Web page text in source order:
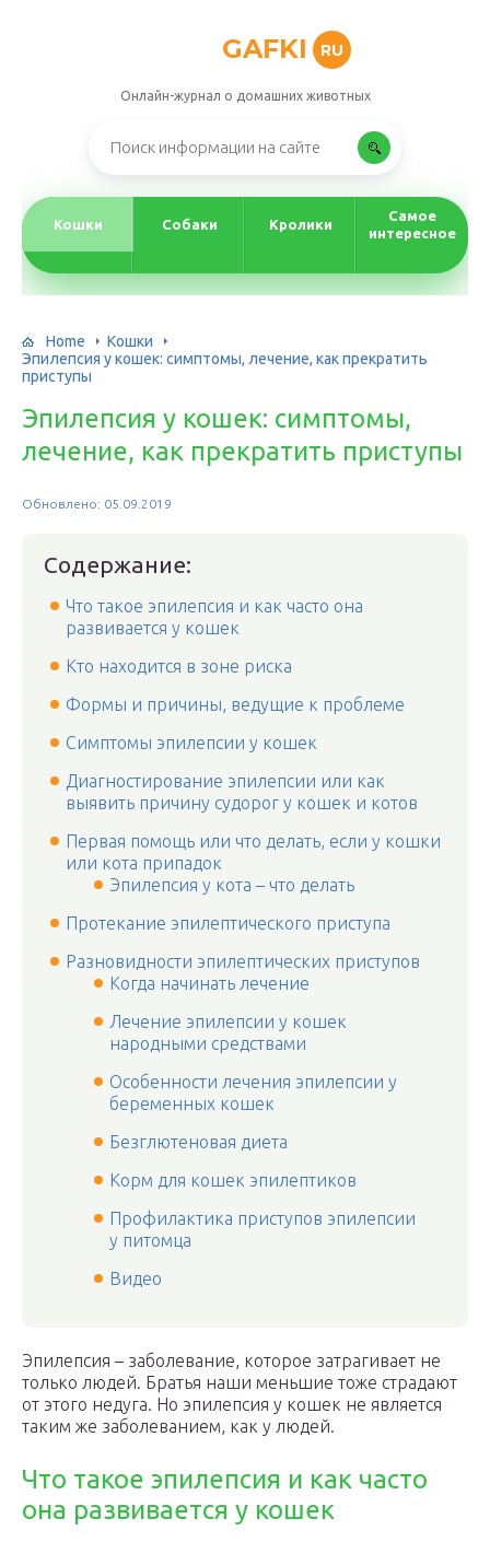
GAFKI RU
Онлайн-журнал о домашних животных
Кошки Собаки Кролики
Самое
интересное
Home
Кошки
Эпилепсия у кошек: симптомы, лечение, как прекратить
приступы
Эпилепсия у кошек: симптомы,
лечение, как прекратить приступы
Обновлено: 05.09.2019
Содержание:
Что такое эпилепсия и как часто она
развивается у кошек
Кто находится в зоне риска
Формы и причины, ведущие к проблеме
Симптомы эпилепсии у кошек
Диагностирование эпилепсии или как
выявить причину судорог у кошек и котов
Первая помощь или что делать, если у кошки
или кота припадок
Эпилепсия у кота – что делать
Протекание эпилептического приступа
Разновидности эпилептических приступов
Когда начинать лечение
Лечение эпилепсии у кошек
народными средствами
Особенности лечения эпилепсии у
беременных кошек
Безглютеновая диета
Корм для кошек эпилептиков
Профилактика приступов эпилепсии
у питомца
Видео
Эпилепсия – заболевание, которое затрагивает не
только людей. Братья наши меньшие тоже страдают
от этого недуга. Но эпилепсия у кошек не является
таким же заболеванием, как у людей.
Что такое эпилепсия и как часто
она развивается у кошек